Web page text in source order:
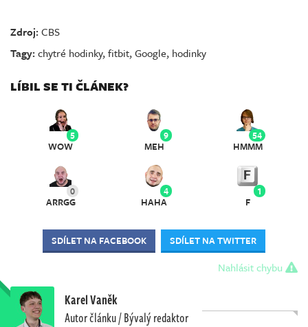
Zdroj:CBS
Tagy:chytré hodinky,fitbit,Google, hodinky
LÍBIL SE TI ČLÁNEK?
5
WOW
9
MEH
54
HMMM
0
ARRGG
4
HAHA
1
F
SDÍLET NA FACEBOOK SDÍLET NA TWITTER
Nahlásit chybu
Karel Vaněk
Autor článku / Bývalý redaktor